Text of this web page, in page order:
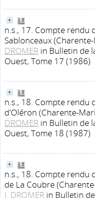
n.s., 17. Compte rendu
Sablonceaux
DROMER in Bulletin de
Ouest, Tome 17 (1986)
n.s., 18. Compte rendu
d'Oléron (Charente-
DROMER in Bulletin de
Ouest, Tome 18 (1987)
n.s., 18. Compte rendu
de La Coubre
J. DROMER in Bulletin